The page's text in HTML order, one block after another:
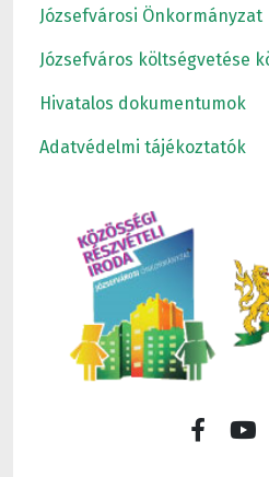
Józsefvárosi Önkormányzat
Józsefváros költségvetése
Hivatalos dokumentumok
Adatvédelmi tájékoztatók